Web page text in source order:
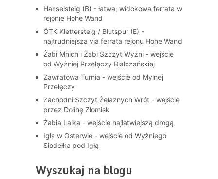
Hanselsteig (B) - łatwa, widokowa ferrata w
rejonie Hohe Wand
ÖTK Klettersteig / Blutspur (E) -
najtrudniejsza via ferrata rejonu Hohe Wand
Żabi Mnich i Żabi Szczyt Wyżni - wejście
od Wyżniej Przełęczy Białczańskiej
Zawratowa Turnia - wejście od Mylnej
Przełęczy
Zachodni Szczyt Żelaznych Wrót - wejście
przez Dolinę Złomisk
Żabia Lalka - wejście najłatwiejszą drogą
Igła w Osterwie - wejście od Wyżniego
Siodełka pod Igłą
Wyszukaj na blogu